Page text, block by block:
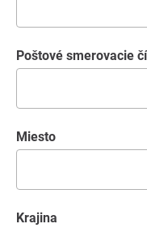
Poštové smerovacie
miesto
krajina